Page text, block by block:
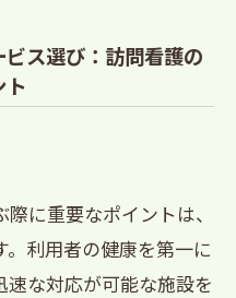
ス選び：訪問看護の
ト
に重要なポイントは、
利用者の健康を第一に
な対応が可能な施設を